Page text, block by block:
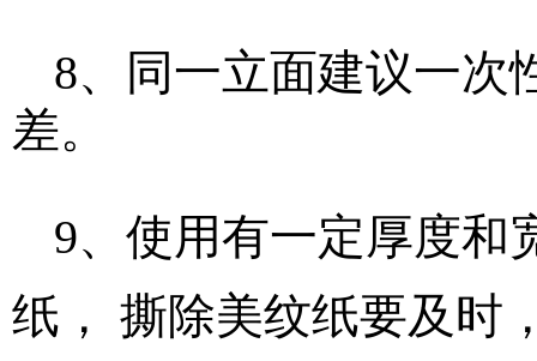
8、同一立面建议一次
差。
9、使用有一定厚度和
纸， 撕除美纹纸要及时